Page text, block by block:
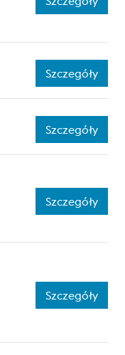
Szczegóły
Szczegóły
Szczegóły
Szczegóły